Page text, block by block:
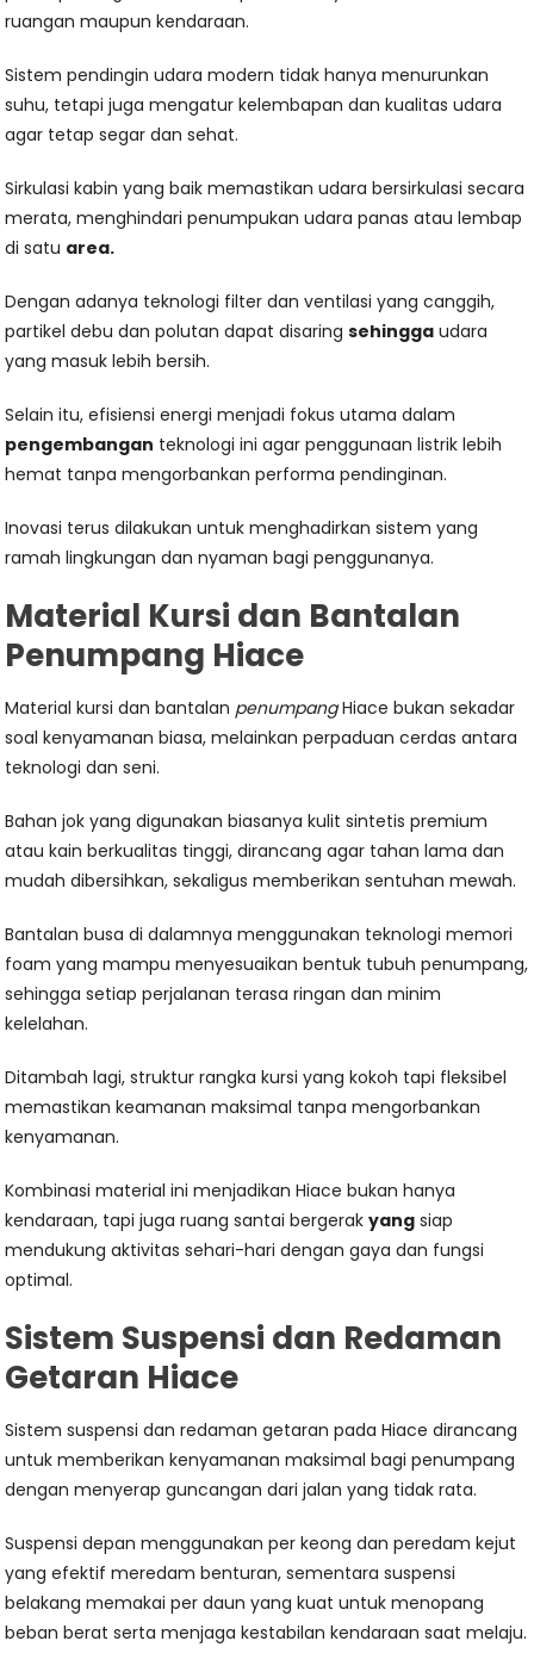
ruangan maupun kendaraan.
Sistem pendingin udara modern tidak hanya menurunkan
suhu, tetapi juga mengatur kelembapan dan kualitas udara
agar tetap segar dan sehat.
Sirkulasi kabin yang baik memastikan udara bersirkulasi secara
merata, menghindari penumpukan udara panas atau lembap
di satu area.
Dengan adanya teknologi filter dan ventilasi yang canggih,
partikel debu dan polutan dapat disaringsehingga udara
yang masuk lebih bersih.
Selain itu, efisiensi energi menjadi fokus utama dalam
pengembangan teknologi ini agar penggunaan listrik lebih
hemat tanpa mengorbankan performa pendinginan.
Inovasi terus dilakukan untuk menghadirkan sistem yang
ramah lingkungan dan nyaman bagi penggunanya.
Material Kursi dan Bantalan
Penumpang Hiace
Material kursi dan bantalan penumpangHiace bukan sekadar
soal kenyamanan biasa, melainkan perpaduan cerdas antara
teknologi dan seni.
Bahan jok yang digunakan biasanya kulit sintetis premium
atau kain berkualitas tinggi, dirancang agar tahan lama dan
mudah dibersihkan, sekaligus memberikan sentuhan mewah.
Bantalan busa di dalamnya menggunakan teknologi memori
foam yang mampu menyesuaikan bentuk tubuh penumpang,
sehingga setiap perjalanan terasa ringan dan minim
kelelahan.
Ditambah lagi, struktur rangka kursi yang kokoh tapi fleksibel
memastikan keamanan maksimal tanpa mengorbankan
kenyamanan.
Kombinasi material ini menjadikan Hiace bukan hanya
kendaraan, tapi juga ruang santai bergerakyang siap
mendukung aktivitas sehari-hari dengan gaya dan fungsi
optimal.
Sistem Suspensi dan Redaman
Getaran Hiace
Sistem suspensi dan redaman getaran pada Hiace dirancang
untuk memberikan kenyamanan maksimal bagi penumpang
dengan menyerap guncangan dari jalan yang tidak rata.
Suspensi depan menggunakan per keong dan peredam kejut
yang efektif meredam benturan, sementara suspensi
belakang memakai per daun yang kuat untuk menopang
beban berat serta menjaga kestabilan kendaraan saat melaju.